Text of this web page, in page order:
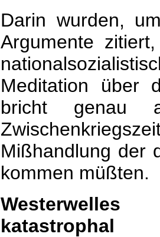
Darin wurden,
Argumente
Meditation über
bricht
Mißhandlung der
kommen müßten.
katastrophal